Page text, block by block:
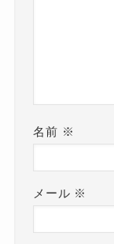
名前 ※
メール ※